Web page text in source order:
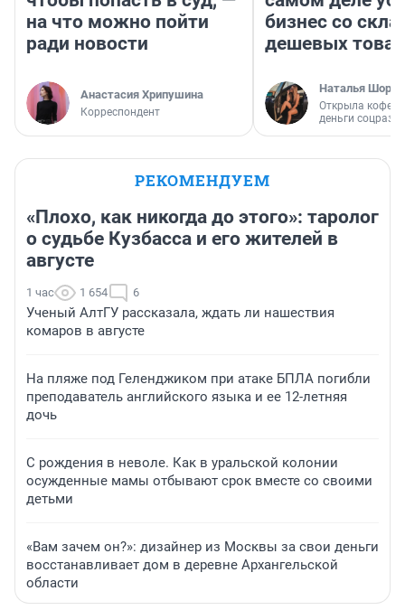
на что можно пойти
ради новости
Анастасия Хрипушина
Корреспондент
бизнес со
дешевых
Наталья
Открыла
деньги
РЕКОМЕНДУЕМ
«Плохо, как никогда до этого»: таролог
о судьбе Кузбасса и его жителей в
августе
1 час 1 654 6
Ученый АлтГУ рассказала, ждать ли нашествия
комаров в августе
На пляже под Геленджиком при атаке БПЛА погибли
преподаватель английского языка и ее 12-летняя
дочь
С рождения в неволе. Как в уральской колонии
осужденные мамы отбывают срок вместе со своими
детьми
«Вам зачем он?»: дизайнер из Москвы за свои деньги
восстанавливает дом в деревне Архангельской
области